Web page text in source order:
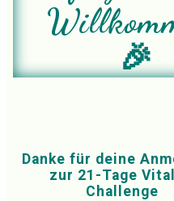
🎉
Danke für deine
zur 21-Tage
Challenge